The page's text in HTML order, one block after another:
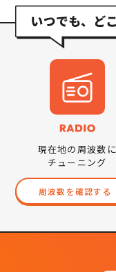
現在地の周波数に
チューニング
周波数を確認する